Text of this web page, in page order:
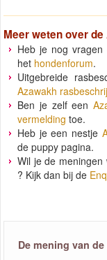
Meer weten over de
Heb je nog
het hondenforum.
Uitgebreide
Azawakh
Ben je zelf een
vermelding toe.
Heb je een nestje
de puppy pagina.
Wil je de
? Kijk dan bij de
De mening van